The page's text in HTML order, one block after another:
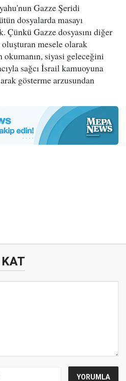
Gazze Şeridi
dosyalarda masayı
Çünkü Gazze dosyasını diğer
mesele olarak
siyasi geleceğini
sağcı İsrail kamuoyuna
gösterme arzusundan